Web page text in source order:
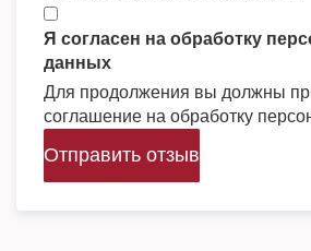
Я согласен на обработку
данных
Для продолжения вы должны
соглашение на обработку
Отправить отзыв